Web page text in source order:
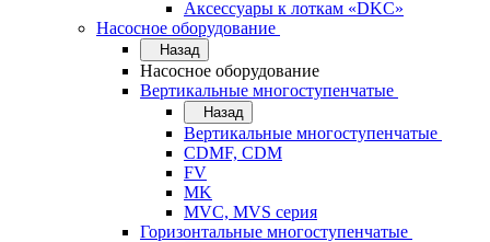
Аксессуары к лоткам «DKC»
Насосное оборудование
Назад
Насосное оборудование
Вертикальные многоступенчатые
Назад
Вертикальные многоступенчатые
CDMF, CDM
FV
MK
MVC, MVS серия
Горизонтальные многоступенчатые